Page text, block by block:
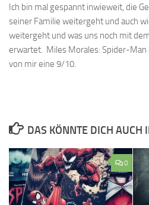
Ich bin mal gespannt inwieweit, die
seiner Familie weitergeht und auch
weitergeht und was uns noch mit
erwartet. Miles Morales: Spider-
von mir eine 9/10.
DAS KÖNNTE DICH AUCH
0